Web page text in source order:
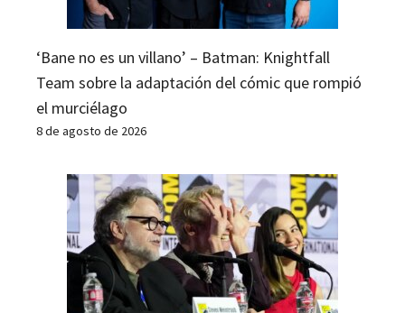
‘Bane no es un villano’ – Batman: Knightfall
Team sobre la adaptación del cómic que rompió
el murciélago
8 de agosto de 2026